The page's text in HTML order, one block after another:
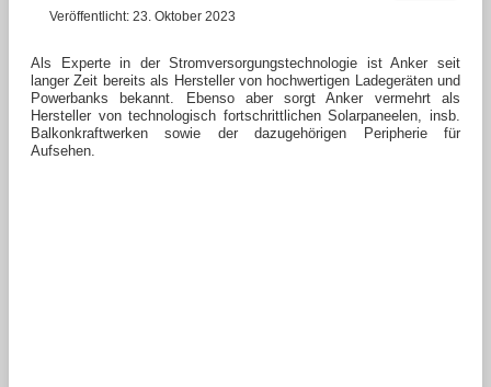
Veröffentlicht: 23. Oktober 2023
Als Experte in der Stromversorgungstechnologie ist Anker seit
langer Zeit bereits als Hersteller von hochwertigen Ladegeräten und
Powerbanks bekannt. Ebenso aber sorgt Anker vermehrt als
Hersteller von technologisch fortschrittlichen Solarpaneelen, insb.
Balkonkraftwerken sowie der dazugehörigen Peripherie für
Aufsehen.